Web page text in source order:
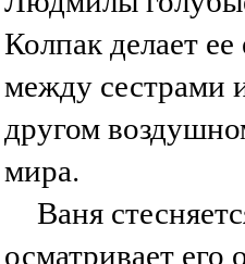
Колпак делает
между сестрами
другом
мира.
Ваня
осматривает